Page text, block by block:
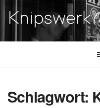
Inhalt
KNIPSWERK –
authentisch. lebending.
Schlagwort: